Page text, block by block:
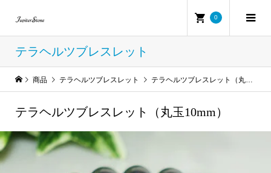
0
テラヘルツブレスレット
商品 テラヘルツブレスレット テラヘルツブレスレット（丸玉10mm）
テラヘルツブレスレット（丸玉10mm）